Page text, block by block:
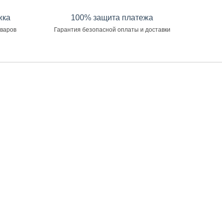
100% защита платежа
Гарантия безопасной оплаты и доставки